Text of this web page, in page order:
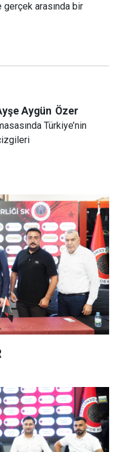
gerçek arasında bir
Aygün Özer
Türkiye’nin